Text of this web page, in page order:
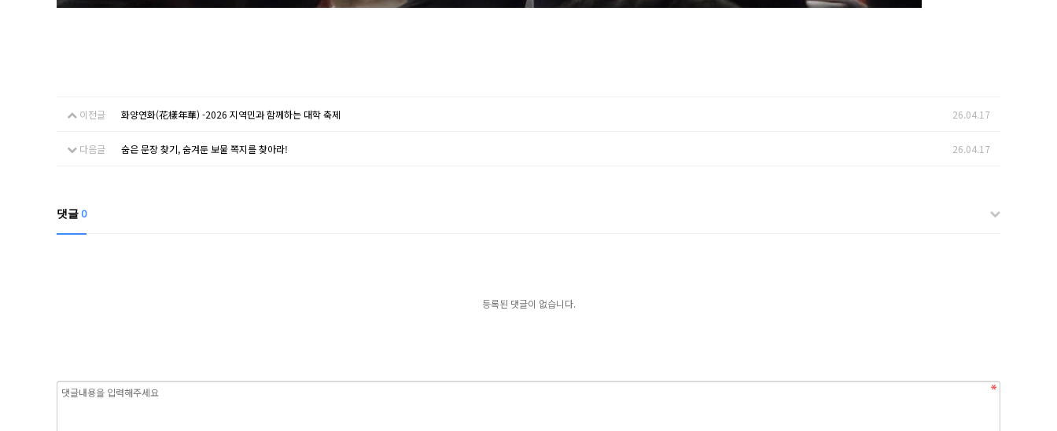
이전글 화양연화(花樣年華) -2026 지역민과 함께하는 대학 축제 26.04.17
다음글 숨은 문장 찾기, 숨겨둔 보물 쪽지를 찾아라! 26.04.17
댓글0
등록된 댓글이 없습니다.